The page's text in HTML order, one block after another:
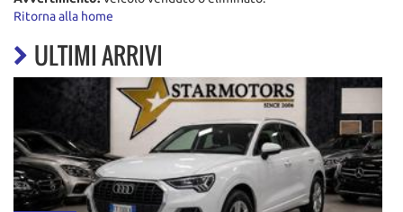
ACQUISTIAMO USATO
ASSISTENZA
CONTATTI
Ritorna alla home
ULTIMI ARRIVI